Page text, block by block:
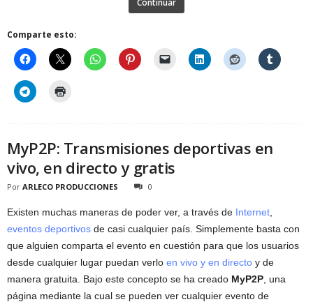
Comparte esto:
MyP2P: Transmisiones deportivas en
vivo, en directo y gratis
Por ARLECO PRODUCCIONES 0
Existen muchas maneras de poder ver, a través de Internet
eventos deportivos de casi cualquier país. Simplemente basta con
que alguien comparta el evento en cuestión para que los usuarios
desde cualquier lugar puedan verlo en vivo y en directo y de
manera gratuita. Bajo este concepto se ha creado MyP2P , una
página mediante la cual se pueden ver cualquier evento de